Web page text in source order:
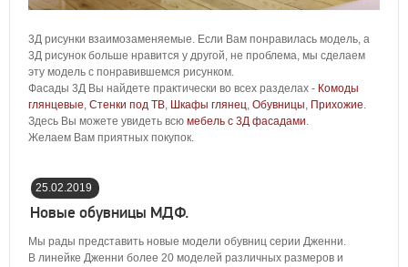
3Д рисунки взаимозаменяемые. Если Вам понравилась модель, а
3Д рисунок больше нравится у другой, не проблема, мы сделаем
эту модель с понравившемся рисунком.
Фасады 3Д Вы найдете практически во всех разделах - Комоды
глянцевые, Стенки под ТВ, Шкафы глянец, Обувницы, Прихожие.
Здесь Вы можете увидеть всю мебель с 3Д фасадами.
Желаем Вам приятных покупок.
25.02.2019
04:00:00
Новые обувницы МДФ.
Мы рады представить новые модели обувниц серии Дженни.
В линейке Дженни более 20 моделей различных размеров и